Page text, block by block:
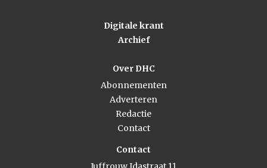
Digitale krant
Archief
Over DHC
Abonnementen
Adverteren
Redactie
Contact
Contact